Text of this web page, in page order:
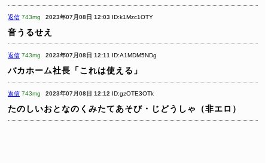
返信 743mg 2023年07月08日 12:03 ID:k1Mzc1OTY
音うるせえ
返信 743mg 2023年07月08日 12:11 ID:A1MDM5NDg
バカホーム社長「これは使える」
返信 743mg 2023年07月08日 12:12 ID:gzOTE3OTk
たのしいおとなのくみたてあそび・じどうしゃ（非エロ）